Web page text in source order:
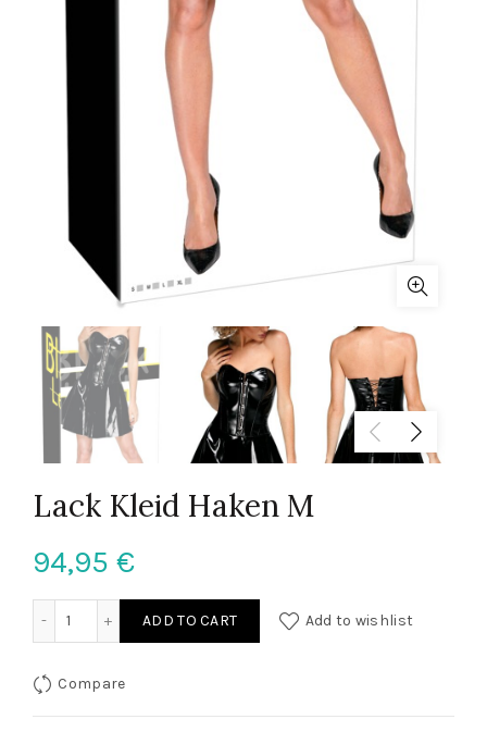
Lack Kleid Haken M
94,95 €
ADD TO CART Add to wishlist
Compare